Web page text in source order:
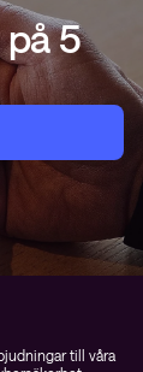
5
till våra